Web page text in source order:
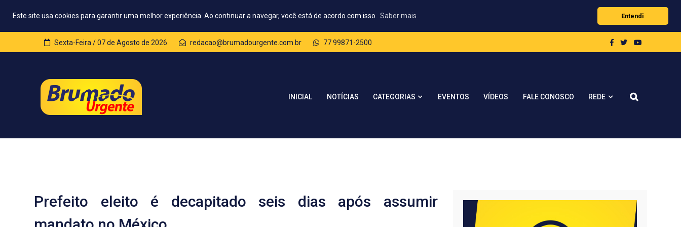
Este site usa cookies para garantir uma melhor experiência. Ao continuar a navegar, você está de acordo com isso. Saber mais. Entendi
Sexta-Feira / 07 de Agosto de 2026 redacao@brumadourgente.com.br 77 99871-2500
INICIAL NOTÍCIAS CATEGORIAS EVENTOS VÍDEOS FALE CONOSCO REDE
Prefeito eleito é decapitado seis dias após assumir